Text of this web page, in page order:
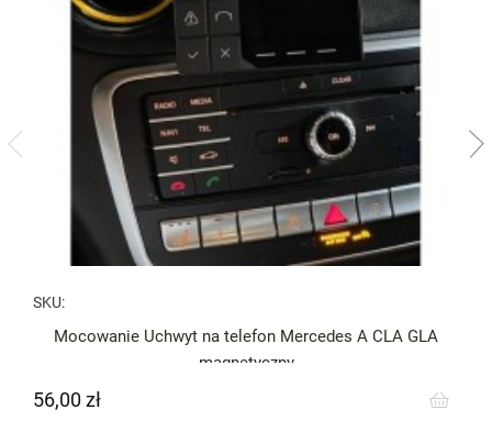
SKU:
Mocowanie Uchwyt na telefon Mercedes A CLA GLA
magnetyczny
Cena
56,00 zł